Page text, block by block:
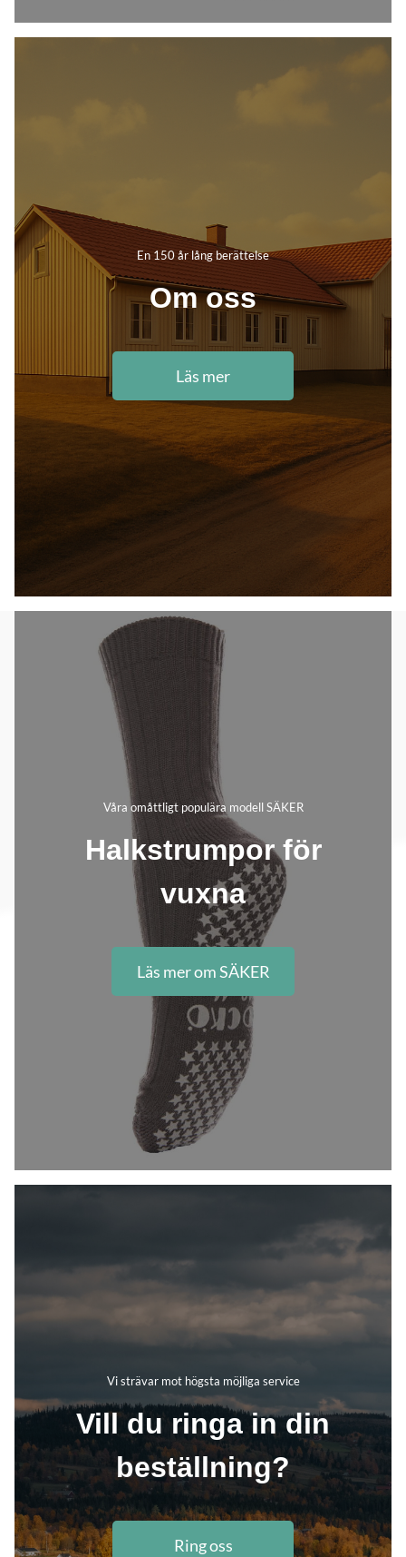
En 150 år lång berättelse
Om oss
Läs mer
Våra omåttligt populära modell SÄKER
Halkstrumpor för
vuxna
Läs mer om SÄKER
Vi strävar mot högsta möjliga service
Vill du ringa in din
beställning?
Ring oss